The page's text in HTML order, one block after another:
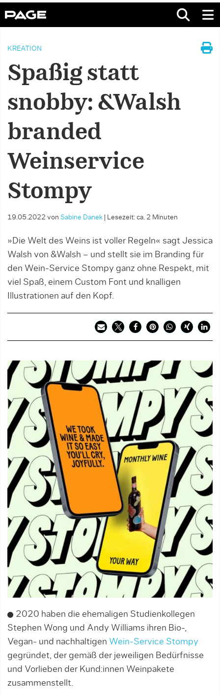
KREATION
Spaßig statt
snobby: &Walsh
branded
Weinservice
Stompy
19.05.2022 von Sabine Danek Lesezeit: ca. 2 Minuten
»Die Welt des Weins ist voller Regeln« sagt Jessica
Walsh von &Walsh – und stellt sie im Branding für
den Wein-Service Stompy ganz ohne Respekt, mit
viel Spaß, einem Custom Font und knalligen
Illustrationen auf den Kopf.
2020 haben die ehemaligen Studienkollegen
Stephen Wong und Andy Williams ihren Bio-,
Vegan- und nachhaltigen Wein-Service Stompy
gegründet, der gemäß der jeweiligen Bedürfnisse
und Vorlieben der Kund:innen Weinpakete
zusammenstellt.